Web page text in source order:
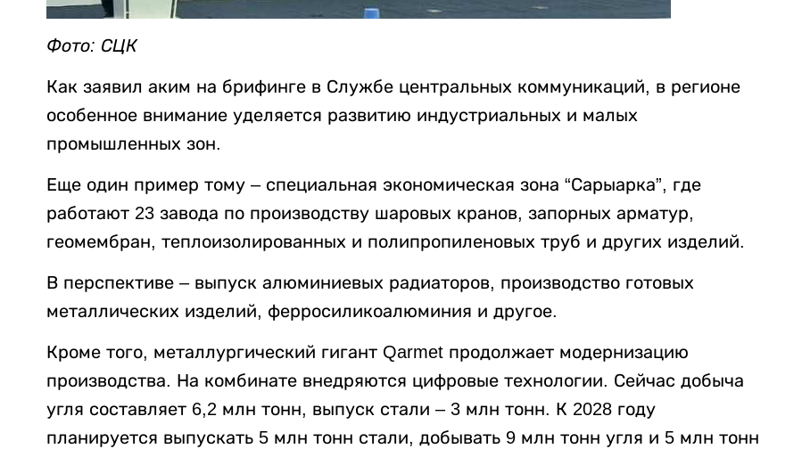
Фото: СЦК
Как заявил аким на брифинге в Службе центральных коммуникаций, в регионе
особенное внимание уделяется развитию индустриальных и малых
промышленных зон.
Еще один пример тому – специальная экономическая зона “Сарыарка”, где
работают 23 завода по производству шаровых кранов, запорных арматур,
геомембран, теплоизолированных и полипропиленовых труб и других изделий.
В перспективе – выпуск алюминиевых радиаторов, производство готовых
металлических изделий, ферросиликоалюминия и другое.
Кроме того, металлургический гигант Qarmet продолжает модернизацию
производства. На комбинате внедряются цифровые технологии. Сейчас добыча
угля составляет 6,2 млн тонн, выпуск стали – 3 млн тонн. К 2028 году
планируется выпускать 5 млн тонн стали, добывать 9 млн тонн угля и 5 млн тонн